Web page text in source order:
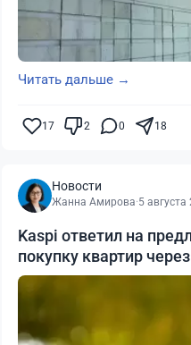
Читать дальше →
17 2 0 18
Новости
Жанна Амирова·5 августа
Kaspi ответил на
покупку квартир